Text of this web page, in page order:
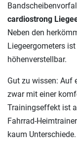
cardiostrong
Neben den
Liegeergometers
höhenverstellbar.
Gut zu wissen: Auf
zwar mit einer
Trainingseffekt ist
Fahrrad-
kaum Unterschiede.